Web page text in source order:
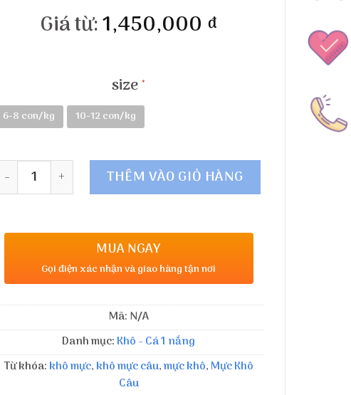
Giá từ:1,450,000đ
size
6-8 con/kg 10-12 con/kg
Số lượng THÊM VÀO GIỎ HÀNG
MUA NGAY
Gọi điện xác nhận và giao hàng tận nơi
Mã: N/A
Danh mục: Khô - Cá 1 nắng
Từ khóa: khô mực, khô mực câu,mực khô, Mực Khô
Câu